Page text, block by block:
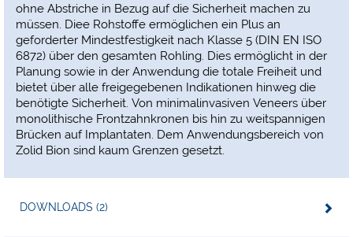
ohne Abstriche in Bezug auf die Sicherheit machen zu
müssen. Diee Rohstoffe ermöglichen ein Plus an
geforderter Mindestfestigkeit nach Klasse 5 (DIN EN ISO
6872) über den gesamten Rohling. Dies ermöglicht in der
Planung sowie in der Anwendung die totale Freiheit und
bietet über alle freigegebenen Indikationen hinweg die
benötigte Sicherheit. Von minimalinvasiven Veneers über
monolithische Frontzahnkronen bis hin zu weitspannigen
Brücken auf Implantaten. Dem Anwendungsbereich von
Zolid Bion sind kaum Grenzen gesetzt.
DOWNLOADS (2)